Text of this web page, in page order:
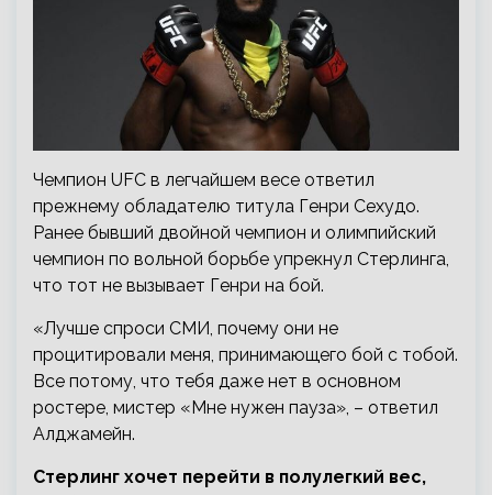
Чемпион UFC в легчайшем весе ответил
прежнему обладателю титула Генри Сехудо.
Ранее бывший двойной чемпион и олимпийский
чемпион по вольной борьбе упрекнул Стерлинга,
что тот не вызывает Генри на бой.
«Лучше спроси СМИ, почему они не
процитировали меня, принимающего бой с тобой.
Все потому, что тебя даже нет в основном
ростере, мистер «Мне нужен пауза», – ответил
Алджамейн.
Стерлинг хочет перейти в полулегкий вес,